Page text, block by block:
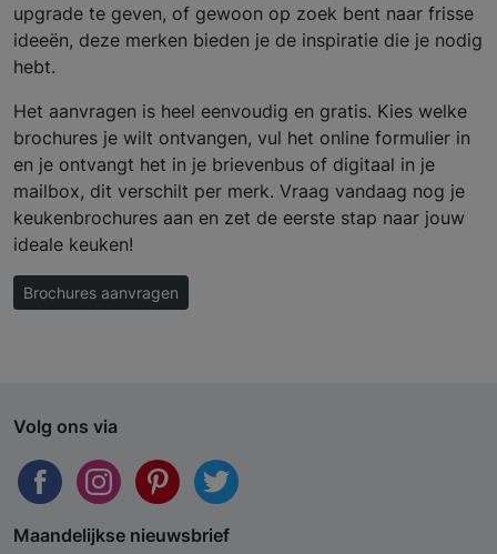
upgrade te geven, of gewoon op zoek bent naar frisse
ideeën, deze merken bieden je de inspiratie die je nodig
hebt.
Het aanvragen is heel eenvoudig en gratis. Kies welke
brochures je wilt ontvangen, vul het online formulier in
en je ontvangt het in je brievenbus of digitaal in je
mailbox, dit verschilt per merk. Vraag vandaag nog je
keukenbrochures aan en zet de eerste stap naar jouw
ideale keuken!
Brochures aanvragen
Volg ons via
Maandelijkse nieuwsbrief